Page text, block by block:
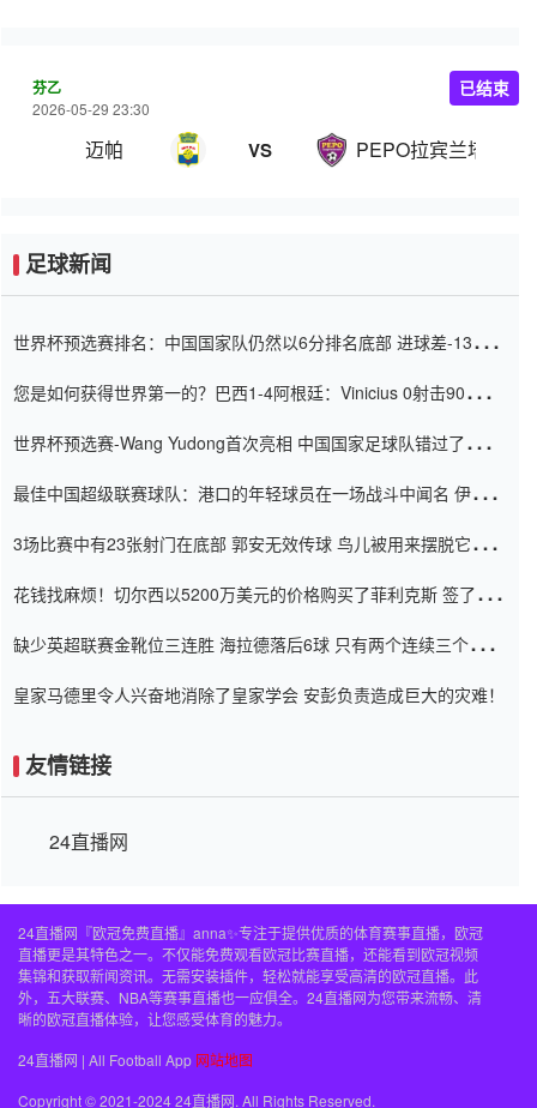
芬乙
2026-05-29 23:30
迈帕 VS PEPO拉宾兰塔
已结束
足球新闻
世界杯预选赛排名：中国国家队仍然以6分排名底部 进球差-13令人
您是如何获得世界第一的？巴西1-4阿根廷：Vinicius 0射击90分钟
世界杯预选赛-Wang Yudong首次亮相 中国国家足球队错过了世界
最佳中国超级联赛球队：港口的年轻球员在一场战斗中闻名 伊万放
3场比赛中有23张射门在底部 郭安无效传球 鸟儿被用来摆脱它
花钱找麻烦！切尔西以5200万美元的价格购买了菲利克斯 签了7年
缺少英超联赛金靴位三连胜 海拉德落后6球 只有两个连续三个连续
皇家马德里令人兴奋地消除了皇家学会 安彭负责造成巨大的灾难！
友情链接
24直播网
24直播网『欧冠免费直播』anna✨专注于提供优质的体育赛事直播，欧冠
直播更是其特色之一。不仅能免费观看欧冠比赛直播，还能看到欧冠视频
集锦和获取新闻资讯。无需安装插件，轻松就能享受高清的欧冠直播。此
外，五大联赛、NBA等赛事直播也一应俱全。24直播网为您带来流畅、清
晰的欧冠直播体验，让您感受体育的魅力。
24直播网 | All Football App 网站地图
Copyright © 2021-2024 24直播网. All Rights Reserved.